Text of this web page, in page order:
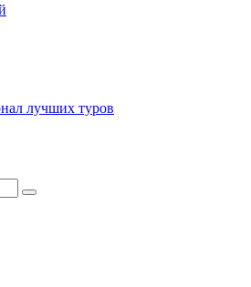
лучших туров